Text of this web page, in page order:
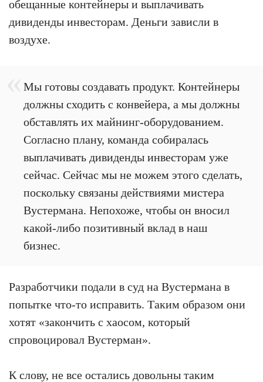
обещанные контейнеры и выплачивать
дивиденды инвесторам. Деньги зависли в
воздухе.
Мы готовы создавать продукт. Контейнеры
должны сходить с конвейера, а мы должны
обставлять их майнинг-оборудованием.
Согласно плану, команда собиралась
выплачивать дивиденды инвесторам уже
сейчас. Сейчас мы не можем этого сделать,
поскольку связаны действиями мистера
Вустермана. Непохоже, чтобы он вносил
какой-либо позитивный вклад в наш
бизнес.
Разработчики подали в суд на Вустермана в
попытке что-то исправить. Таким образом они
хотят «закончить с хаосом, который
спровоцировал Вустерман».
К слову, не все остались довольны таким